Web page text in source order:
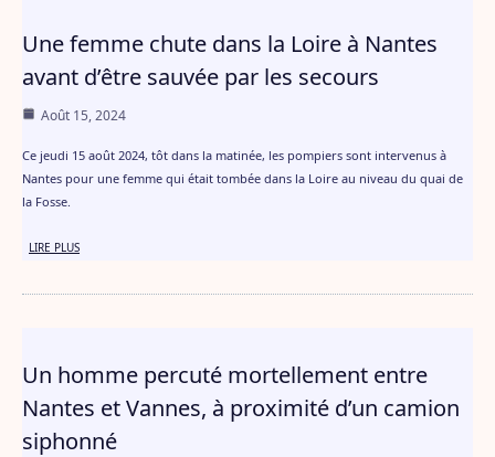
Une femme chute dans la Loire à Nantes
avant d’être sauvée par les secours
Août 15, 2024
Ce jeudi 15 août 2024, tôt dans la matinée, les pompiers sont intervenus à
Nantes pour une femme qui était tombée dans la Loire au niveau du quai de
la Fosse.
LIRE PLUS
Un homme percuté mortellement entre
Nantes et Vannes, à proximité d’un camion
siphonné